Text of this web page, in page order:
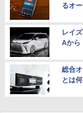
るオ
レイ
Aから
総合
とは